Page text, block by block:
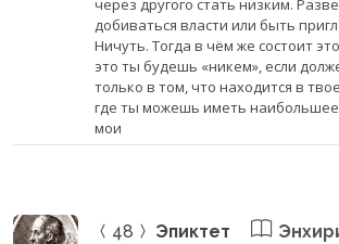
добиваться власти или быть
Ничуть. Тогда в чём же состоит
это ты будешь «никем», если
только в том, что находится в
где ты можешь иметь
мои
48 Эпиктет